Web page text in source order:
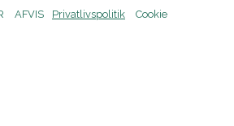
AFVIS Privatlivspolitik
Cookie